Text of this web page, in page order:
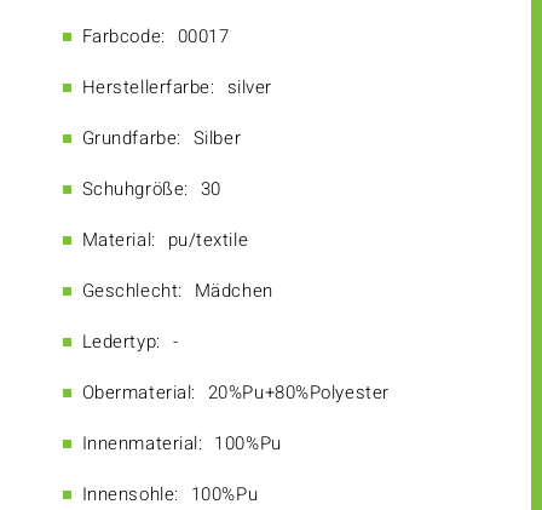
Farbcode: 00017
Herstellerfarbe: silver
Grundfarbe: Silber
Schuhgröße: 30
Material: pu/textile
Geschlecht: Mädchen
Ledertyp: -
Obermaterial: 20%Pu+80%Polyester
Innenmaterial: 100%Pu
Innensohle: 100%Pu